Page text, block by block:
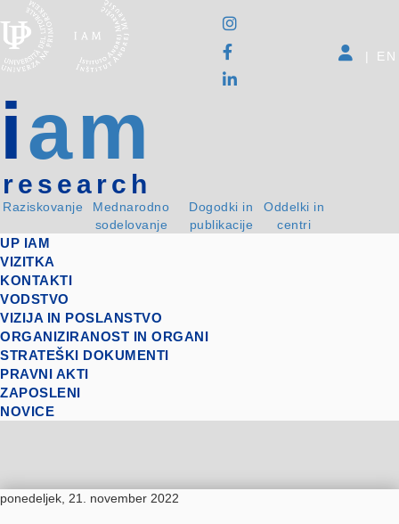
iam
research
Raziskovanje
Mednarodno
sodelovanje
Dogodki in
publikacije
Oddelki in
centri
| EN
UP IAM
VIZITKA
KONTAKTI
VODSTVO
VIZIJA IN POSLANSTVO
ORGANIZIRANOST IN ORGANI
STRATEŠKI DOKUMENTI
PRAVNI AKTI
ZAPOSLENI
NOVICE
ponedeljek, 21. november 2022